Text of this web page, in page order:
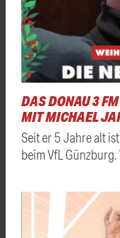
DAS DONAU 3
MIT MICHAEL
Seit er 5 Jahre alt
beim VfL